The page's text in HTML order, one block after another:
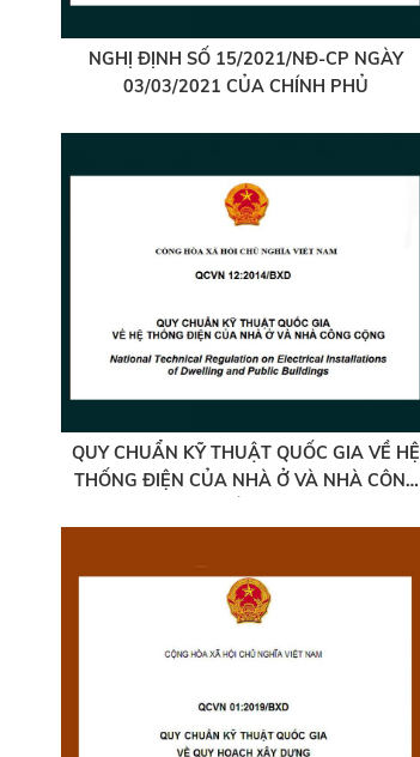
NGHỊ ĐỊNH SỐ 15/2021/NĐ-CP NGÀY
03/03/2021 CỦA CHÍNH PHỦ
QUY CHUẨN KỸ THUẬT QUỐC GIA VỀ HỆ
THỐNG ĐIỆN CỦA NHÀ Ở VÀ NHÀ CÔNG